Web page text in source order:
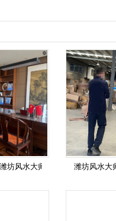
坊风水大师 潍坊风水大